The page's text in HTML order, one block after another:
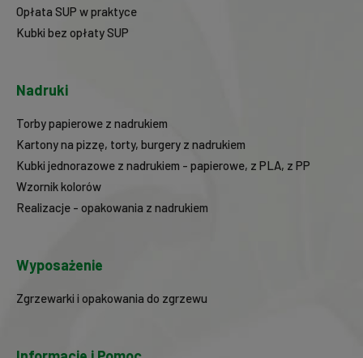
Opłata SUP w praktyce
Kubki bez opłaty SUP
Nadruki
Torby papierowe z nadrukiem
Kartony na pizzę, torty, burgery z nadrukiem
Kubki jednorazowe z nadrukiem - papierowe, z PLA, z PP
Wzornik kolorów
Realizacje - opakowania z nadrukiem
Wyposażenie
Zgrzewarki i opakowania do zgrzewu